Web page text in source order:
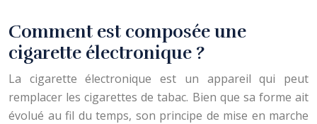
Comment est composée une
cigarette électronique ?
La cigarette électronique est un appareil qui peut
remplacer les cigarettes de tabac. Bien que sa forme ait
évolué au fil du temps, son principe de mise en marche